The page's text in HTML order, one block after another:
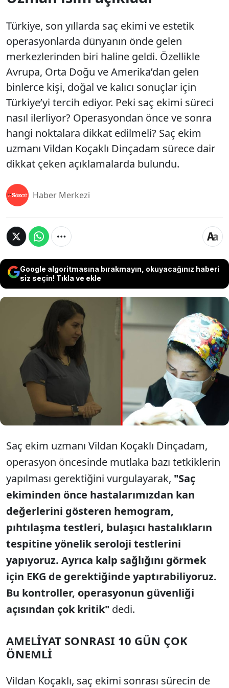
Türkiye, son yıllarda saç ekimi ve estetik
operasyonlarda dünyanın önde gelen
merkezlerinden biri haline geldi. Özellikle
Avrupa, Orta Doğu ve Amerika’dan gelen
binlerce kişi, doğal ve kalıcı sonuçlar için
Türkiye’yi tercih ediyor. Peki saç ekimi süreci
nasıl ilerliyor? Operasyondan önce ve sonra
hangi noktalara dikkat edilmeli? Saç ekim
uzmanı Vildan Koçaklı Dinçadam sürece dair
dikkat çeken açıklamalarda bulundu.
Haber Merkezi
Google algoritmasına bırakmayın, okuyacağınız haberi
siz seçin! Tıkla ve ekle
Türkiye, son yıllarda saç ekimi ve estetik
operasyonlarda dünyanın önde gelen
merkezlerinden biri haline geldi. Özellikle Avrupa,
Orta Doğu ve Amerika’dan gelen binlerce kişi, doğal
ve kalıcı sonuçlar için Türkiye’yi tercih ediyor. Peki
saç ekimi süreci nasıl ilerliyor? Operasyondan önce
ve sonra hangi noktalara dikkat edilmeli? Saç ekim
uzmanı Vildan Koçaklı Dinçadam sürece dair dikkat
çeken açıklamalarda bulundu.
Saç ekim uzmanı Vildan Koçaklı Dinçadam,
operasyon öncesinde mutlaka bazı tetkiklerin
yapılması gerektiğini vurgulayarak, "Saç
ekiminden önce hastalarımızdan kan
değerlerini gösteren hemogram,
pıhtılaşma testleri, bulaşıcı hastalıkların
tespitine yönelik seroloji testlerini
yapıyoruz. Ayrıca kalp sağlığını görmek
için EKG de gerektiğinde yaptırabiliyoruz.
Bu kontroller, operasyonun güvenliği
açısından çok kritik" dedi.
AMELİYAT SONRASI 10 GÜN ÇOK
ÖNEMLİ
Vildan Koçaklı, saç ekimi sonrası sürecin de